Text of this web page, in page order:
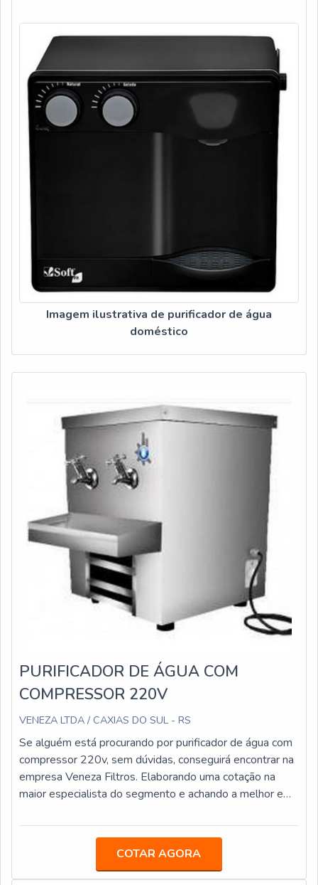
Imagem ilustrativa de purificador de água
doméstico
PURIFICADOR DE ÁGUA COM
COMPRESSOR 220V
VENEZA LTDA / CAXIAS DO SUL - RS
Se alguém está procurando por purificador de água com
compressor 220v, sem dúvidas, conseguirá encontrar na
empresa Veneza Filtros. Elaborando uma cotação na
maior especialista do segmento e achando a melhor em
purificador de água com compressor 220v, com a Veneza
quem busca a melhor qualidade para a sua água.MAIS
DETALHES SOBRE PURIFICADOR DE ÁGUA COM
COTAR AGORA